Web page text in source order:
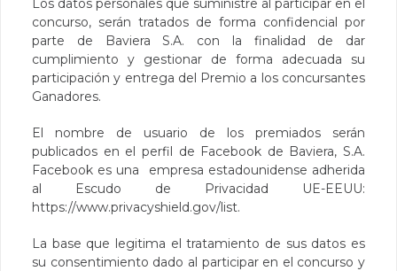
Los datos personales que suministre al participar en el
concurso, serán tratados de forma confidencial por
parte de Baviera S.A. con la finalidad de dar
cumplimiento y gestionar de forma adecuada su
participación y entrega del Premio a los concursantes
Ganadores.
El nombre de usuario de los premiados serán
publicados en el perfil de Facebook de Baviera, S.A.
Facebook es una empresa estadounidense adherida
al Escudo de Privacidad UE-EEUU:
https://www.privacyshield.gov/list.
La base que legitima el tratamiento de sus datos es
su consentimiento dado al participar en el concurso y